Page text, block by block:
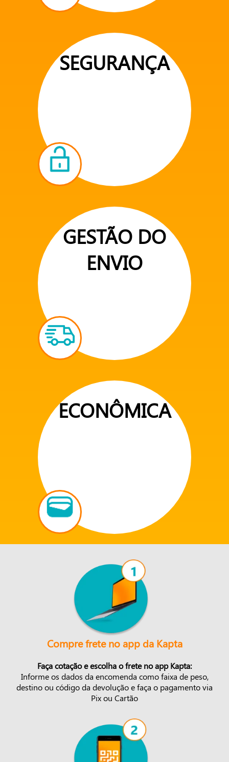
SEGURANÇA
GESTÃO DO
ENVIO
ECONÔMICA
Compre frete no app da Kapta
Faça cotação e escolha o frete no app Kapta:
Informe os dados da encomenda como faixa de peso,
destino ou código da devolução e faça o pagamento via
Pix ou Cartão